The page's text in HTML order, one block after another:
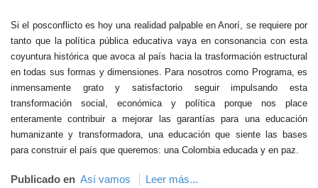
Si el posconflicto es hoy una realidad palpable en Anorí, se requiere por
tanto que la política pública educativa vaya en consonancia con esta
coyuntura histórica que avoca al país hacia la trasformación estructural
en todas sus formas y dimensiones. Para nosotros como Programa, es
inmensamente grato y satisfactorio seguir impulsando esta
transformación social, económica y política porque nos place
enteramente contribuir a mejorar las garantías para una educación
humanizante y transformadora, una educación que siente las bases
para construir el país que queremos: una Colombia educada y en paz.
Publicado en Así vamos Leer más...